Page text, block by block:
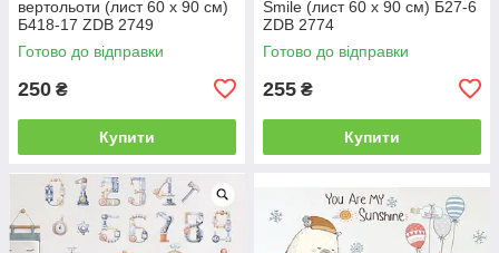
вертольоти (лист 60 х 90 см)
Б418-17 ZDB 2749
Готово до відправки
250 ₴
Купити
Smile (лист 60 х 90 см) Б27-6
ZDB 2774
Готово до відправки
255 ₴
Купити